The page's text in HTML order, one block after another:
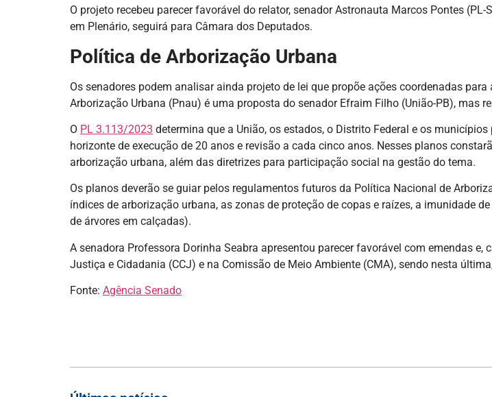
O projeto recebeu parecer favorável do relator, senador Astronauta Marcos Pontes
em Plenário, seguirá para Câmara dos Deputados.
Política de Arborização Urbana
Os senadores podem analisar ainda projeto de lei que propõe ações coordenadas
Arborização Urbana (Pnau) é uma proposta do senador Efraim Filho (União-PB), mas
O PL 3.113/2023 determina que a União, os estados, o Distrito Federal e os
horizonte de execução de 20 anos e revisão a cada cinco anos. Nesses planos
arborização urbana, além das diretrizes para participação social na gestão do tema.
Os planos deverão se guiar pelos regulamentos futuros da Política Nacional de
índices de arborização urbana, as zonas de proteção de copas e raízes, a imunidade
de árvores em calçadas).
A senadora Professora Dorinha Seabra apresentou parecer favorável com emendas
Justiça e Cidadania (CCJ) e na Comissão de Meio Ambiente (CMA), sendo nesta
Fonte: Agência Senado